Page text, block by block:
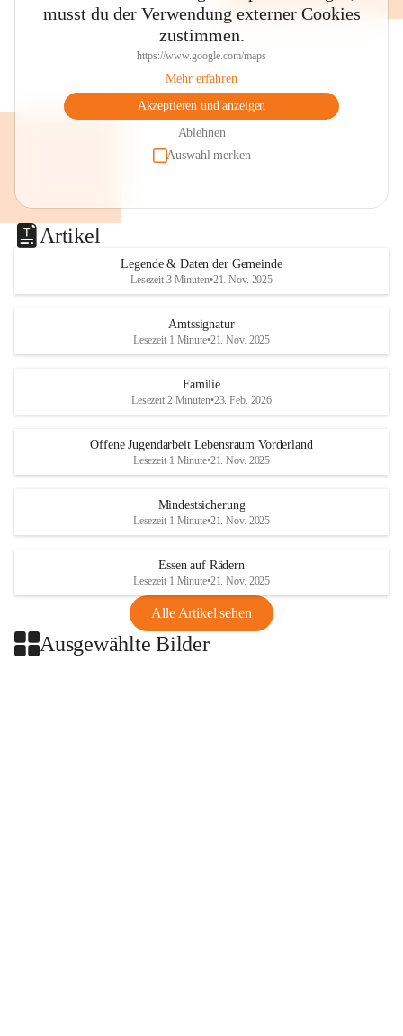
musst du der Verwendung externer Cookies
zustimmen.
https://www.google.com/maps
Mehr erfahren
Akzeptieren und anzeigen
Ablehnen
Auswahl merken
Artikel
Legende & Daten der Gemeinde
Lesezeit 3 Minuten•21. Nov. 2025
Amtssignatur
Lesezeit 1 Minute•21. Nov. 2025
Familie
Lesezeit 2 Minuten•23. Feb. 2026
Offene Jugendarbeit Lebensraum Vorderland
Lesezeit 1 Minute•21. Nov. 2025
Mindestsicherung
Lesezeit 1 Minute•21. Nov. 2025
Essen auf Rädern
Lesezeit 1 Minute•21. Nov. 2025
Alle Artikel sehen
Ausgewählte Bilder